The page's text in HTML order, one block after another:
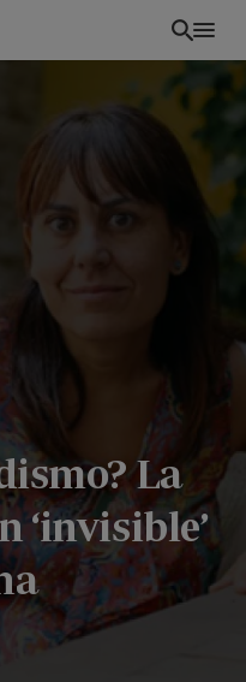
La
‘invisible’